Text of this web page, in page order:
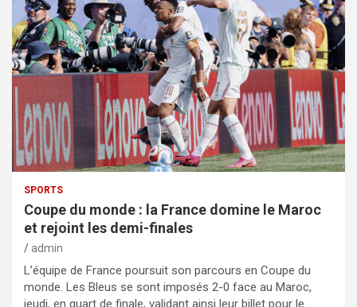
SPORTS
Coupe du monde : la France domine le Maroc
et rejoint les demi-finales
admin
L’équipe de France poursuit son parcours en Coupe du
monde. Les Bleus se sont imposés 2-0 face au Maroc,
jeudi, en quart de finale, validant ainsi leur billet pour le…